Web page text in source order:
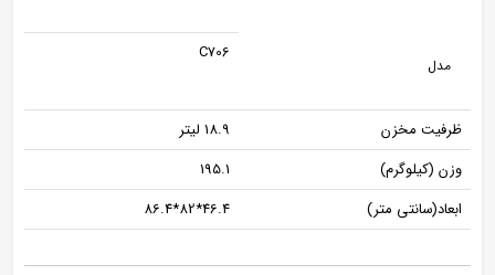
مدل
C706
ظرفیت مخزن
18.9 لیتر
وزن (کیلوگرم)
195.1
ابعاد(سانتی متر)
46.4*82*86.4